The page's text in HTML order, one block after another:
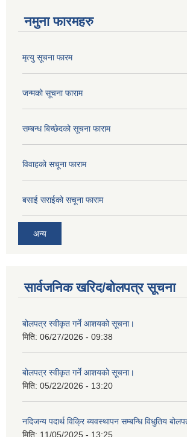
नमुना फारमहरु
मृत्यु सूचना फारम
जन्मको सूचना फाराम
सम्बन्ध बिच्छेदको सूचना फाराम
विवाहको सचूना फाराम
बसाई सराईको सचूना फाराम
अन्य
सार्वजनिक खरिद/बोलपत्र सूचना
बोलपत्र स्वीकृत गर्ने आशयको सूचना।
मिति: 06/27/2026 - 09:38
बोलपत्र स्वीकृत गर्ने आशयको सूचना।
मिति: 05/22/2026 - 13:20
नदिजन्य पदार्थ विक्रि ब्यवस्थापन सम्बन्धि विधुतिय
मिति: 11/05/2025 - 13:25